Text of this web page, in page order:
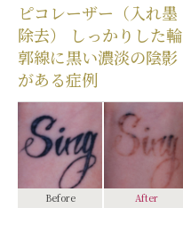
ピコレーザー（入れ墨
除去） しっかりした輪
郭線に黒い濃淡の陰影
がある症例
Before After